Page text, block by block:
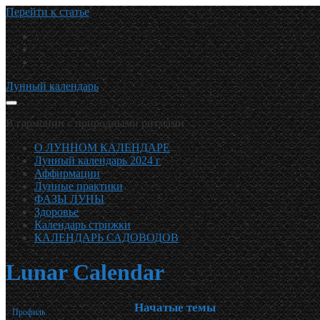
Перейти к статье
telegram
vk
email
Лунный календарь
В гармонии с природными ритмами
О ЛУННОМ КАЛЕНДАРЕ
Лунный календарь 2024 г
Аффирмации
Лунные практики
ФАЗЫ ЛУНЫ
Здоровье
Календарь стрижки
КАЛЕНДАРЬ САДОВОДОВ
Lunar Calendar
Профиль Начатые темы